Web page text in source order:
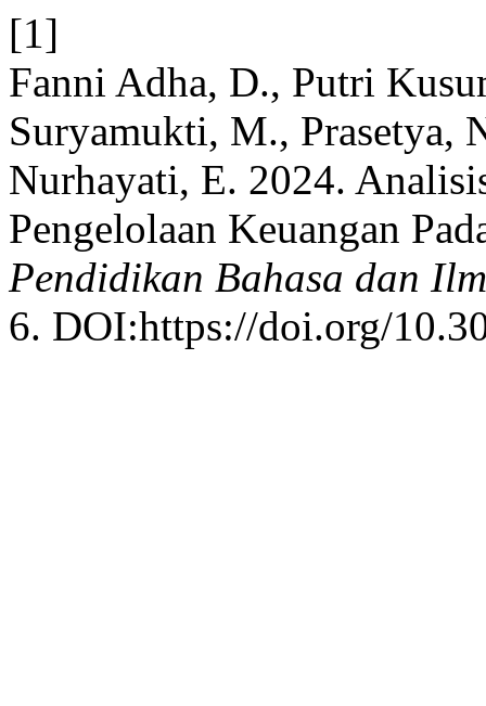
[1]
Fanni Adha, D., Putri
Suryamukti, M., Prasetya,
Nurhayati, E. 2024.
Pengelolaan Keuangan
Pendidikan Bahasa dan
6. DOI:https://doi.org/